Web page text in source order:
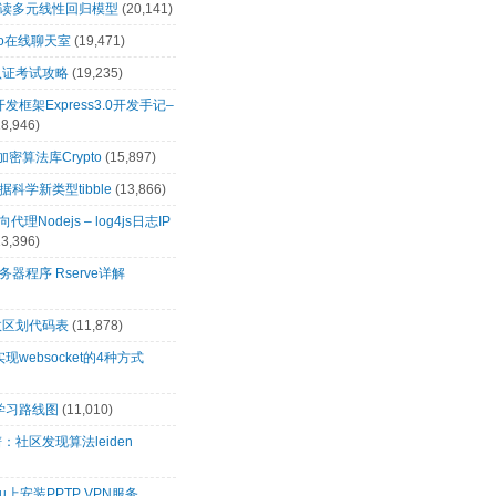
多元线性回归模型 (20,141)
在线聊天室 (19,471)
考试攻略 (19,235)
发框架Express3.0开发手记–
密算法库Crypto (15,897)
科学新类型tibble (13,866)
代理Nodejs – log4js日志IP
器程序 Rserve详解
划代码表 (11,878)
现websocket的4种方式
习路线图 (11,010)
社区发现算法leiden